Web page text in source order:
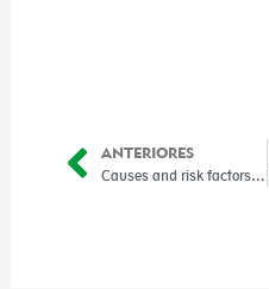
Prev
ANTERIORES
Causes and risk factors of bladder cancer